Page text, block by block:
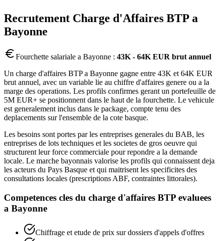
Recrutement Charge d'Affaires BTP a
Bayonne
Fourchette salariale a Bayonne : 43K - 64K EUR brut annuel
Un charge d'affaires BTP a Bayonne gagne entre 43K et 64K EUR
brut annuel, avec un variable lie au chiffre d'affaires genere ou a la
marge des operations. Les profils confirmes gerant un portefeuille de
5M EUR+ se positionnent dans le haut de la fourchette. Le vehicule
est generalement inclus dans le package, compte tenu des
deplacements sur l'ensemble de la cote basque.
Les besoins sont portes par les entreprises generales du BAB, les
entreprises de lots techniques et les societes de gros oeuvre qui
structurent leur force commerciale pour repondre a la demande
locale. Le marche bayonnais valorise les profils qui connaissent deja
les acteurs du Pays Basque et qui maitrisent les specificites des
consultations locales (prescriptions ABF, contraintes littorales).
Competences cles du charge d'affaires BTP evaluees
a Bayonne
Chiffrage et etude de prix sur dossiers d'appels d'offres